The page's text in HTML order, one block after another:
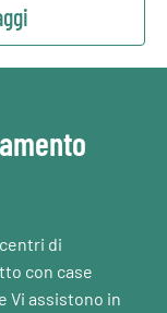
di
con case
Vi assistono in